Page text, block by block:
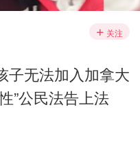
关注
子无法加入加拿大
”公民法告上法